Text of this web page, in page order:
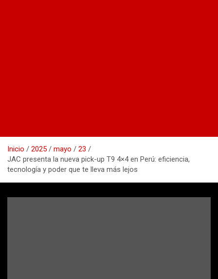
Inicio 2025 mayo
23
JAC presenta la nueva pick-up T9 4×4 en Perú: eficiencia,
tecnología y poder que te lleva más lejos